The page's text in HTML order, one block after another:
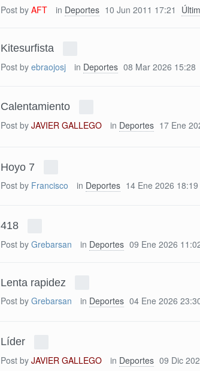
Post by AFT in Deportes 10 Jun 2011 17:21
Kitesurfista
Post by ebraojosj in Deportes 08 Mar 2026 15:28
Calentamiento
Post by JAVIER GALLEGO in Deportes 17 Ene
Hoyo 7
Post by Francisco in Deportes 14 Ene 2026 18:19
418
Post by Grebarsan in Deportes 09 Ene 2026
Lenta rapidez
Post by Grebarsan in Deportes 04 Ene 2026
Líder
Post by JAVIER GALLEGO in Deportes 09 Dic